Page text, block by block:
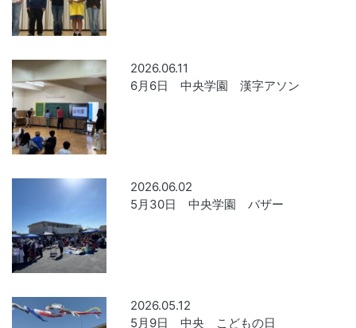
2026.06.11
6月6日 中央学園 漢字アソン
2026.06.02
5月30日 中央学園 バザー
2026.05.12
5月9日 中央 こどもの日